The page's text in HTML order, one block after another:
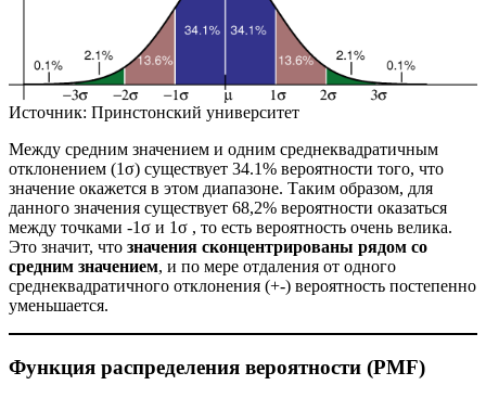
Источник: Принстонский университет
Между средним значением и одним среднеквадратичным
отклонением (1σ) существует 34.1% вероятности того, что
значение окажется в этом диапазоне. Таким образом, для
данного значения существует 68,2% вероятности оказаться
между точками -1σ и 1σ , то есть вероятность очень велика.
Это значит, что значения сконцентрированы рядом со
средним значением, и по мере отдаления от одного
среднеквадратичного отклонения (+-) вероятность постепенно
уменьшается.
Функция распределения вероятности (PMF)